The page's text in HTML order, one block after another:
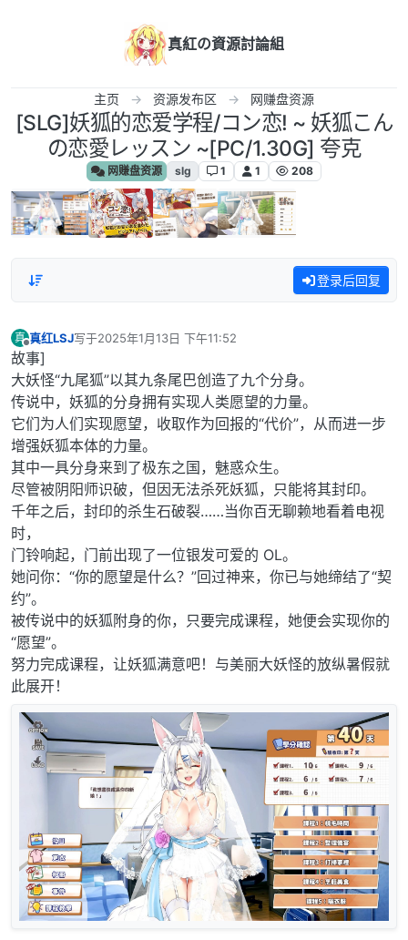
真紅の資源討論組
主页 资源发布区 网赚盘资源
[SLG]妖狐的恋爱学程/コン恋! ~ 妖狐こん
の恋愛レッスン ~[PC/1.30G] 夸克
网赚盘资源 slg 1 1 208
登录后回复
真
离线
真红LSJ写于2025年1月13日 下午11:52
最后由 编辑
故事]
大妖怪“九尾狐”以其九条尾巴创造了九个分身。
传说中，妖狐的分身拥有实现人类愿望的力量。
它们为人们实现愿望，收取作为回报的“代价”，从而进一步
增强妖狐本体的力量。
其中一具分身来到了极东之国，魅惑众生。
尽管被阴阳师识破，但因无法杀死妖狐，只能将其封印。
千年之后，封印的杀生石破裂……当你百无聊赖地看着电视
时，
门铃响起，门前出现了一位银发可爱的 OL。
她问你：“你的愿望是什么？”回过神来，你已与她缔结了“契
约”。
被传说中的妖狐附身的你，只要完成课程，她便会实现你的
“愿望”。
努力完成课程，让妖狐满意吧！与美丽大妖怪的放纵暑假就
此展开！